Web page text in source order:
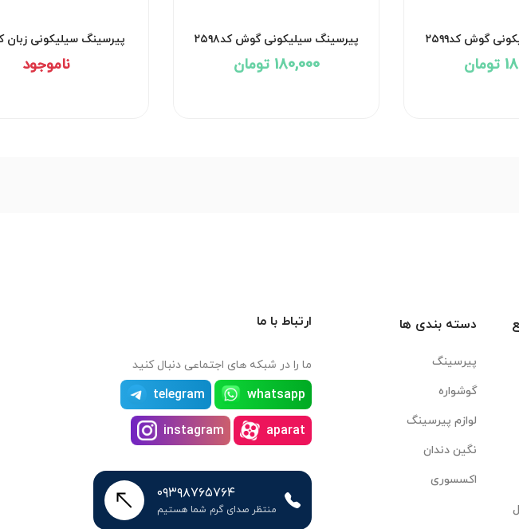
گوش کد۲۵۹۹ پیرسینگ سیلیکونی گوش کد۲۵۹۸
180,000 تومان
پیرسینگ سیلیکونی زبان
ناموجود
دسته بندی ها
پیرسینگ
گوشواره
لوازم پیرسینگ
نگین دندان
اکسسوری
ارتباط با ما
ما را در شبکه های اجتماعی دنبال کنید
whatsapp
telegram
aparat
instagram
۰۹۳۹۸۷۶۵۷۶۴
منتظر صدای گرم شما هستیم